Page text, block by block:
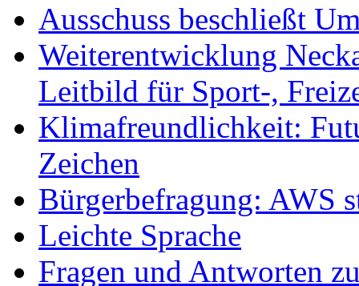
Ausschuss beschließt
Weiterentwicklung
Leitbild für Sport-,
Klimafreundlichkeit:
Zeichen
Bürgerbefragung: AWS
Leichte Sprache
Fragen und Antworten